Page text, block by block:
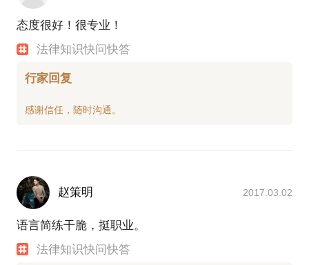
态度很好！很专业！
法律知识快问快答
行家回复
赵策明 2017.03.02
语言简练干脆，挺职业。
法律知识快问快答